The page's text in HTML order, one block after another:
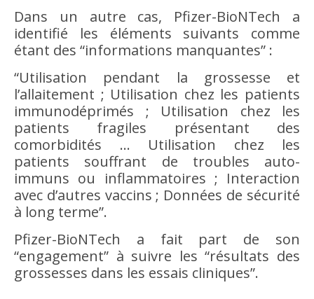
Dans un autre cas, Pfizer-BioNTech a
identifié les éléments suivants comme
étant des “informations manquantes” :
“Utilisation pendant la grossesse et
l’allaitement ; Utilisation chez les patients
immunodéprimés ; Utilisation chez les
patients fragiles présentant des
comorbidités … Utilisation chez les
patients souffrant de troubles auto-
immuns ou inflammatoires ; Interaction
avec d’autres vaccins ; Données de sécurité
à long terme”.
Pfizer-BioNTech a fait part de son
“engagement” à suivre les “résultats des
grossesses dans les essais cliniques”.